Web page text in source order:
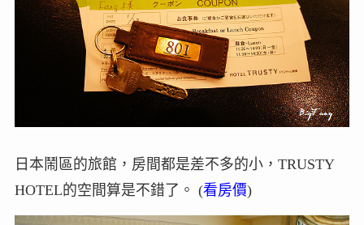
日本鬧區的旅館，房間都是差不多的小，TRUSTY
HOTEL的空間算是不錯了。 (看房價)